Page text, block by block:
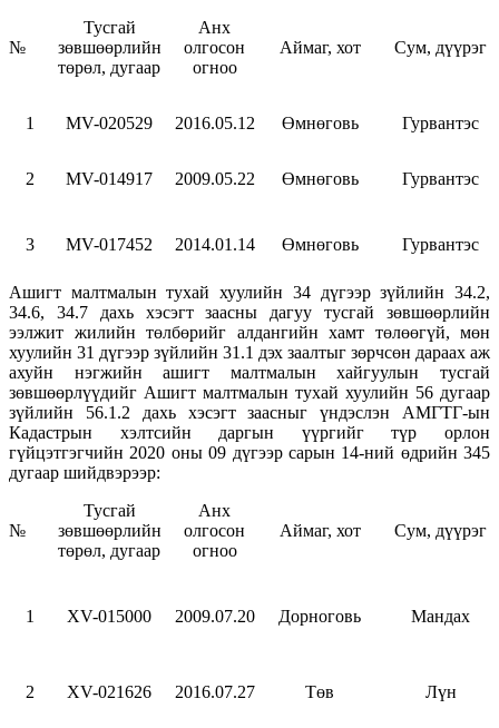
№
Тусгай
зөвшөөрлийн
төрөл, дугаар
Анх
олгосон
огноо
Аймаг, хот Сум, дүүрэг
1 МV-020529 2016.05.12 Өмнөговь Гурвантэс
2 МV-014917 2009.05.22 Өмнөговь Гурвантэс
3 МV-017452 2014.01.14 Өмнөговь Гурвантэс
Ашигт малтмалын тухай хуулийн 34 дүгээр зүйлийн 34.2,
34.6, 34.7 дахь хэсэгт заасны дагуу тусгай зөвшөөрлийн
ээлжит жилийн төлбөрийг алдангийн хамт төлөөгүй, мөн
хуулийн 31 дүгээр зүйлийн 31.1 дэх заалтыг зөрчсөн дараах аж
ахуйн нэгжийн ашигт малтмалын хайгуулын тусгай
зөвшөөрлүүдийг Ашигт малтмалын тухай хуулийн 56 дугаар
зүйлийн 56.1.2 дахь хэсэгт заасныг үндэслэн АМГТГ-ын
Кадастрын хэлтсийн даргын үүргийг түр орлон
гүйцэтгэгчийн 2020 оны 09 дүгээр сарын 14-ний өдрийн 345
дугаар шийдвэрээр:
№
Тусгай
зөвшөөрлийн
төрөл, дугаар
Анх
олгосон
огноо
Аймаг, хот Сум, дүүрэг
1 ХV-015000 2009.07.20 Дорноговь Мандах
2 XV-021626 2016.07.27 Төв Лүн